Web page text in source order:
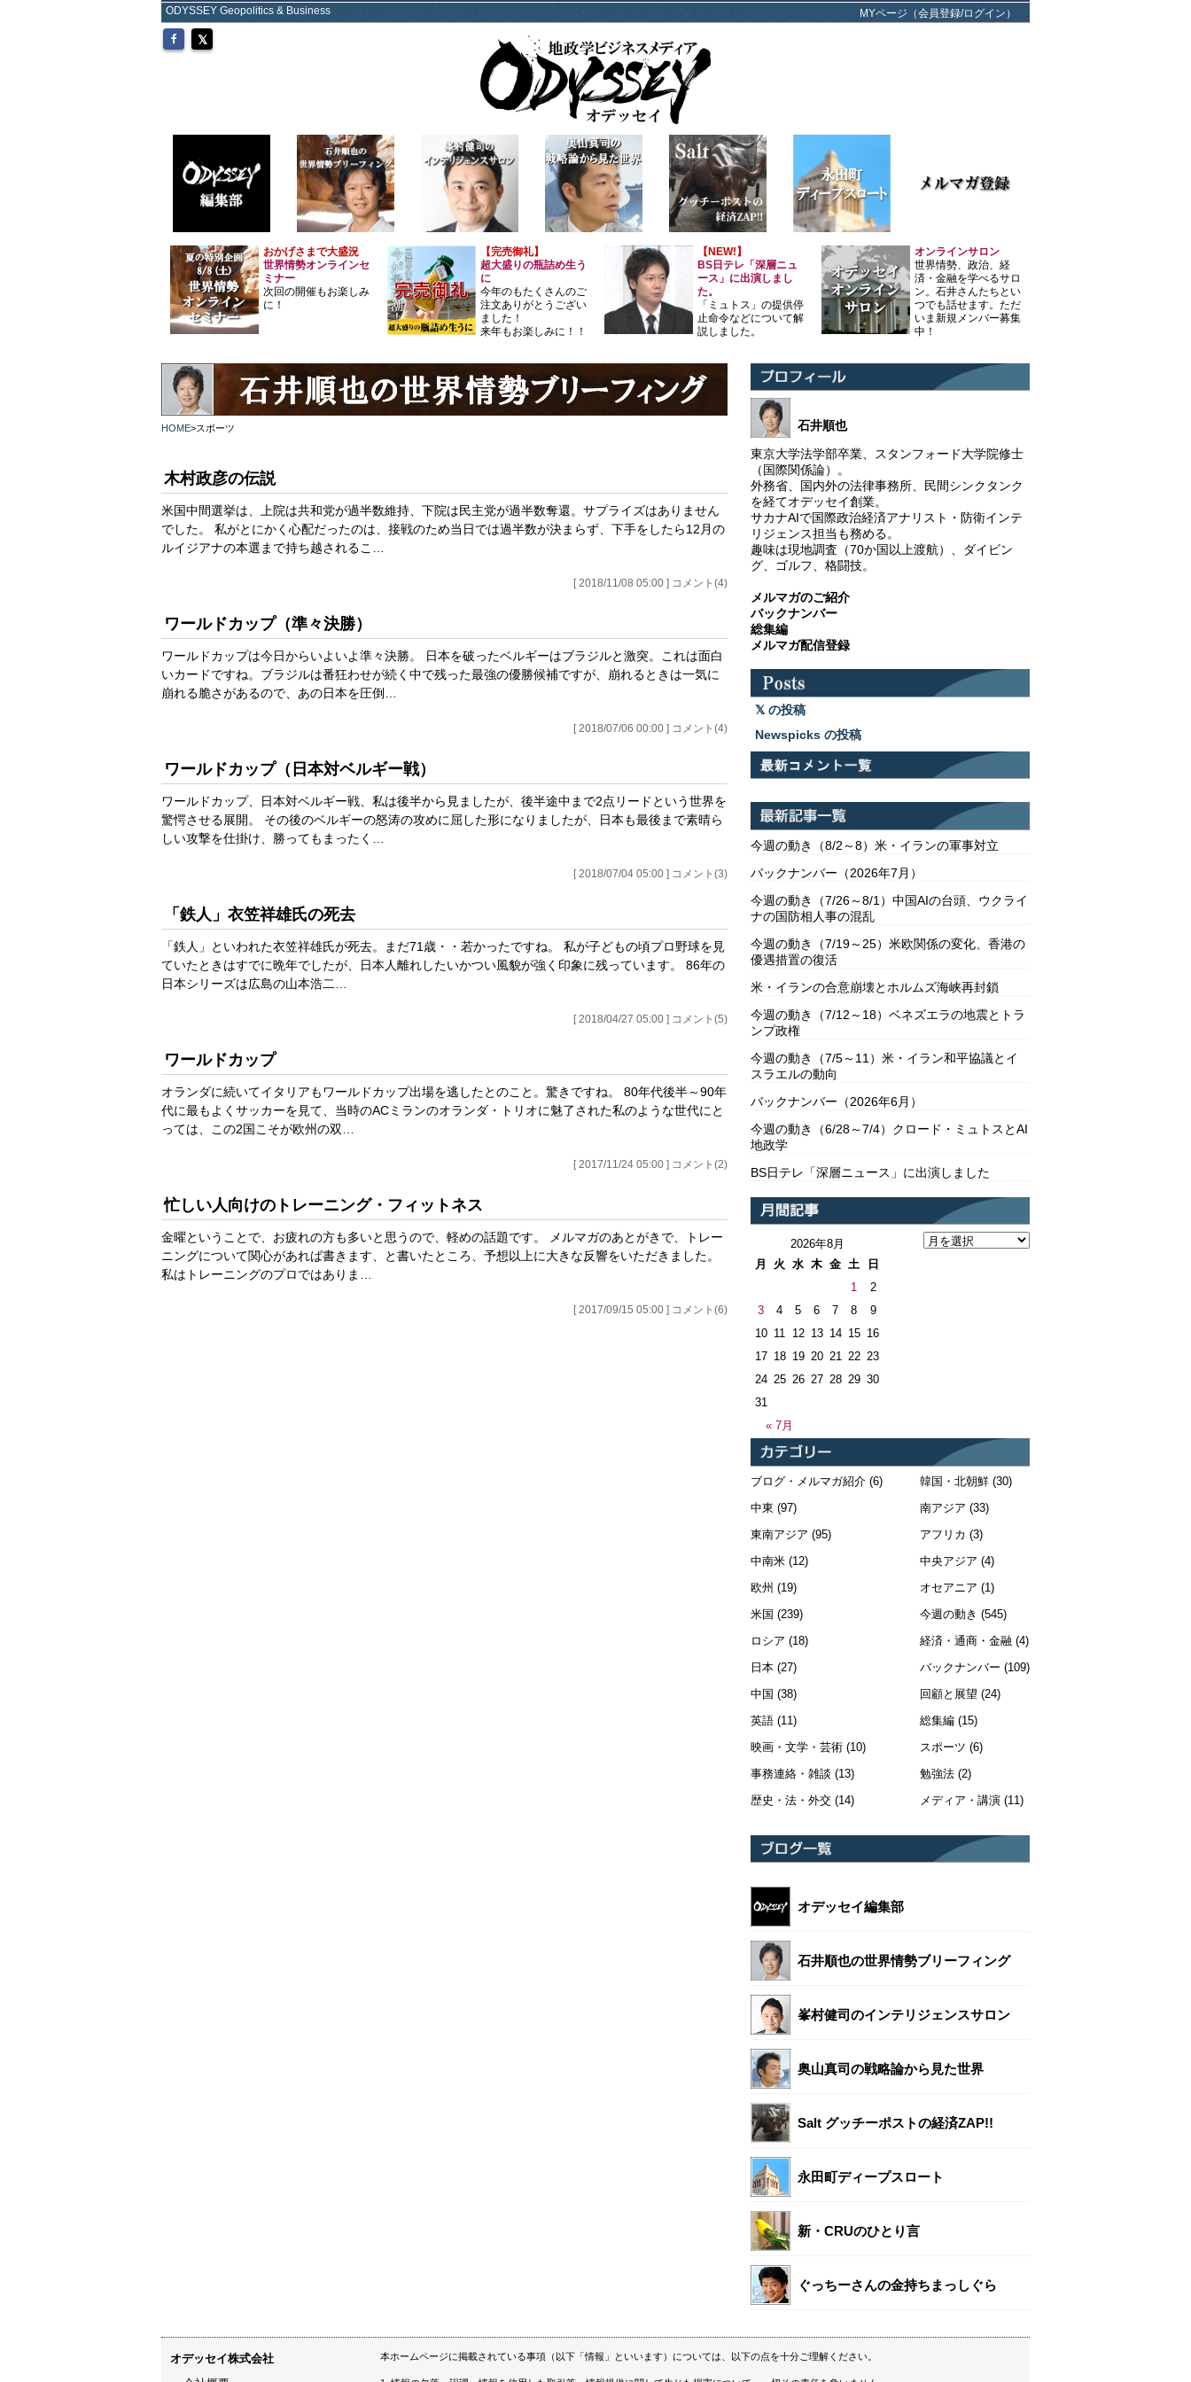
ODYSSEY Geopolitics & Business MYページ（会員登録/ログイン）
おかげさまで大盛況
世界情勢オンラインセ
ミナー
次回の開催もお楽しみ
に！
【完売御礼】
超大盛りの瓶詰め生う
に
今年のもたくさんのご
注文ありがとうござい
ました！
来年もお楽しみに！！
【NEW!】
BS日テレ「深層ニュ
ース」に出演しまし
た。
「ミュトス」の提供停
止命令などについて解
説しました。
オンラインサロン
世界情勢、政治、経
済・金融を学べるサロ
ン。石井さんたちとい
つでも話せます。ただ
いま新規メンバー募集
中！
HOME>スポーツ
木村政彦の伝説
米国中間選挙は、上院は共和党が過半数維持、下院は民主党が過半数奪還。サプライズはありません
でした。 私がとにかく心配だったのは、接戦のため当日では過半数が決まらず、下手をしたら12月の
ルイジアナの本選まで持ち越されるこ…
[ 2018/11/08 05:00 ] コメント(4)
ワールドカップ（準々決勝）
ワールドカップは今日からいよいよ準々決勝。 日本を破ったベルギーはブラジルと激突。これは面白
いカードですね。ブラジルは番狂わせが続く中で残った最強の優勝候補ですが、崩れるときは一気に
崩れる脆さがあるので、あの日本を圧倒…
[ 2018/07/06 00:00 ] コメント(4)
ワールドカップ（日本対ベルギー戦）
ワールドカップ、日本対ベルギー戦、私は後半から見ましたが、後半途中まで2点リードという世界を
驚愕させる展開。 その後のベルギーの怒涛の攻めに屈した形になりましたが、日本も最後まで素晴ら
しい攻撃を仕掛け、勝ってもまったく…
[ 2018/07/04 05:00 ] コメント(3)
「鉄人」衣笠祥雄氏の死去
「鉄人」といわれた衣笠祥雄氏が死去。まだ71歳・・若かったですね。 私が子どもの頃プロ野球を見
ていたときはすでに晩年でしたが、日本人離れしたいかつい風貌が強く印象に残っています。 86年の
日本シリーズは広島の山本浩二…
[ 2018/04/27 05:00 ] コメント(5)
ワールドカップ
オランダに続いてイタリアもワールドカップ出場を逃したとのこと。驚きですね。 80年代後半～90年
代に最もよくサッカーを見て、当時のACミランのオランダ・トリオに魅了された私のような世代にと
っては、この2国こそが欧州の双…
[ 2017/11/24 05:00 ] コメント(2)
忙しい人向けのトレーニング・フィットネス
金曜ということで、お疲れの方も多いと思うので、軽めの話題です。 メルマガのあとがきで、トレー
ニングについて関心があれば書きます、と書いたところ、予想以上に大きな反響をいただきました。
私はトレーニングのプロではありま…
[ 2017/09/15 05:00 ] コメント(6)
石井順也
東京大学法学部卒業、スタンフォード大学院修士
（国際関係論）。
外務省、国内外の法律事務所、民間シンクタンク
を経てオデッセイ創業。
サカナAIで国際政治経済アナリスト・防衛インテ
リジェンス担当も務める。
趣味は現地調査（70か国以上渡航）、ダイビン
グ、ゴルフ、格闘技。
メルマガのご紹介
バックナンバー
総集編
メルマガ配信登録
の投稿
Newspicks の投稿
今週の動き（8/2～8）米・イランの軍事対立
バックナンバー（2026年7月）
今週の動き（7/26～8/1）中国AIの台頭、ウクライ
ナの国防相人事の混乱
今週の動き（7/19～25）米欧関係の変化、香港の
優遇措置の復活
米・イランの合意崩壊とホルムズ海峡再封鎖
今週の動き（7/12～18）ベネズエラの地震とトラ
ンプ政権
今週の動き（7/5～11）米・イラン和平協議とイ
スラエルの動向
バックナンバー（2026年6月）
今週の動き（6/28～7/4）クロード・ミュトスとAI
地政学
BS日テレ「深層ニュース」に出演しました
2026年8月
月
火 水 木 金 土 日
« 7月
1
2
3
4 5 6 7 8
9
10 11 12 13 14 15 16
17 18 19 20 21 22 23
24 25 26 27 28 29 30
31
ブログ・メルマガ紹介 (6)
中東 (97)
東南アジア (95)
中南米 (12)
欧州 (19)
米国 (239)
ロシア (18)
日本 (27)
中国 (38)
英語 (11)
映画・文学・芸術 (10)
事務連絡・雑談 (13)
歴史・法・外交 (14)
韓国・北朝鮮(30)
南アジア (33)
アフリカ (3)
中央アジア (4)
オセアニア (1)
今週の動き (545)
経済・通商・金融 (4)
バックナンバー (109)
回顧と展望 (24)
総集編(15)
スポーツ (6)
勉強法(2)
メディア・講演(11)
オデッセイ編集部
石井順也の世界情勢ブリーフィング
峯村健司のインテリジェンスサロン
奥山真司の戦略論から見た世界
Salt グッチーポストの経済ZAP!!
永田町ディープスロート
新・CRUのひとり言
ぐっちーさんの金持ちまっしぐら
オデッセイ株式会社
本ホームページに掲載されている事項（以下「情報」といいます）については、以下の点を十分ご理解ください。